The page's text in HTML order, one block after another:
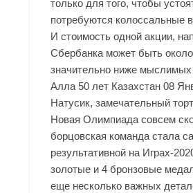
только для того, чтобы
потребуются колоссальные
И стоимость одной акции,
Сбербанка может быть
значительно ниже
Алла 50 лет Казахстан 08
Натусик, замечательный
Новая Олимпиада совсем
борцовская команда стала
результативной на Играх-
золотые и 4 бронзовые
еще несколько важных